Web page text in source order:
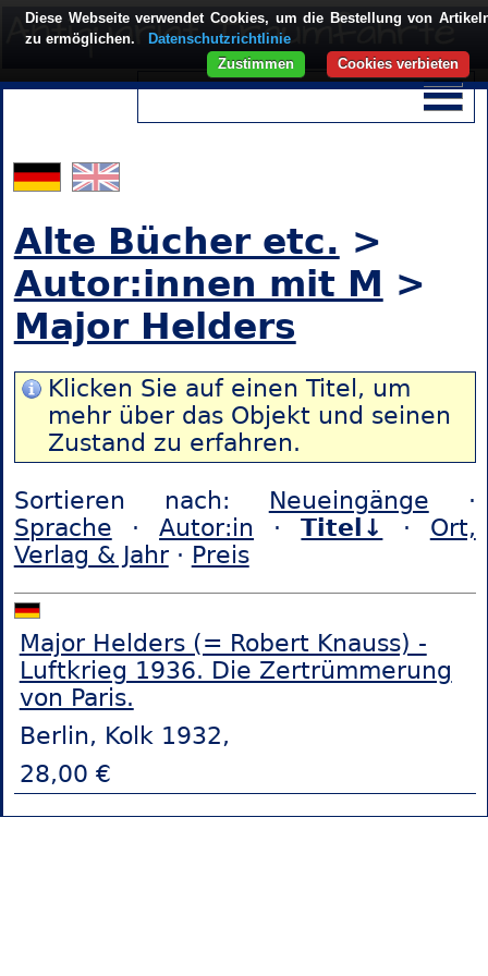
Alte Bücher etc. >
Autor:innen mit M >
Major Helders
Klicken Sie auf einen Titel, um
mehr über das Objekt und seinen
Zustand zu erfahren.
Sortieren nach: Neueingänge ·
Sprache ·Autor:in ·Titel↓ · Ort,
Verlag & Jahr· Preis
Major Helders (= Robert Knauss) -
Luftkrieg 1936. Die Zertrümmerung
von Paris.
Berlin, Kolk 1932,
28,00 €
Diese Webseite verwendet Cookies, um die Bestellung von
zu ermöglichen.
Datenschutzrichtlinie
Cookies verbieten
Zustimmen